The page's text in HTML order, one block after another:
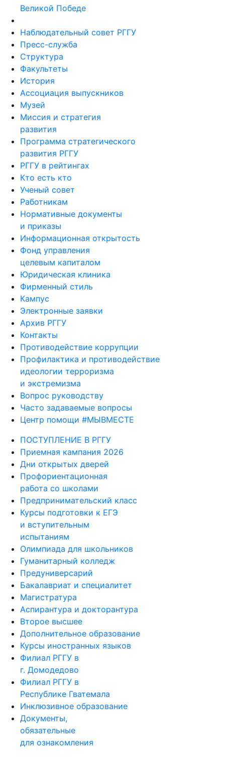
Великой Победе
Наблюдательный совет РГГУ
Пресс-служба
Структура
Факультеты
История
Ассоциация выпускников
Музей
Миссия и стратегия
развития
Программа стратегического
развития РГГУ
РГГУ в рейтингах
Кто есть кто
Ученый совет
Работникам
Нормативные документы
и приказы
Информационная открытость
Фонд управления
целевым капиталом
Юридическая клиника
Фирменный стиль
Кампус
Электронные заявки
Архив РГГУ
Контакты
Противодействие коррупции
Профилактика и противодействие
идеологии терроризма
и экстремизма
Вопрос руководству
Часто задаваемые вопросы
Центр помощи #МЫВМЕСТЕ
ПОСТУПЛЕНИЕ В РГГУ
Приемная кампания 2026
Дни открытых дверей
Профориентационная
работа со школами
Предпринимательский класс
Курсы подготовки к ЕГЭ
и вступительным
испытаниям
Олимпиада для школьников
Гуманитарный колледж
Предуниверсарий
Бакалавриат и специалитет
Магистратура
Аспирантура и докторантура
Второе высшее
Дополнительное образование
Курсы иностранных языков
Филиал РГГУ в
г. Домодедово
Филиал РГГУ в
Республике Гватемала
Инклюзивное образование
Документы,
обязательные
для ознакомления